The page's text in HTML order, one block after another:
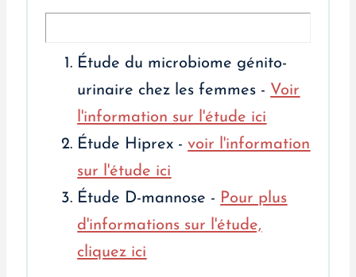
Étude du microbiome génito-
urinaire chez les femmes - Voir
l'information sur l'étude ici
Étude Hiprex -voir l'information
sur l'étude ici
Étude D-mannose - Pour plus
d'informations sur l'étude,
cliquez ici